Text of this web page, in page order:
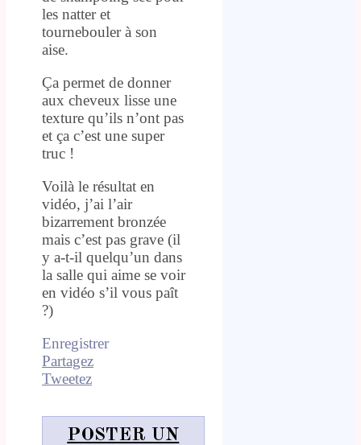
les natter et
tournebouler à son
aise.
Ça permet de donner
aux cheveux lisse une
texture qu’ils n’ont pas
et ça c’est une super
truc !
Voilà le résultat en
vidéo, j’ai l’air
bizarrement bronzée
mais c’est pas grave (il
y a-t-il quelqu’un dans
la salle qui aime se voir
en vidéo s’il vous paît
?)
Enregistrer
Partagez
Tweetez
POSTER UN